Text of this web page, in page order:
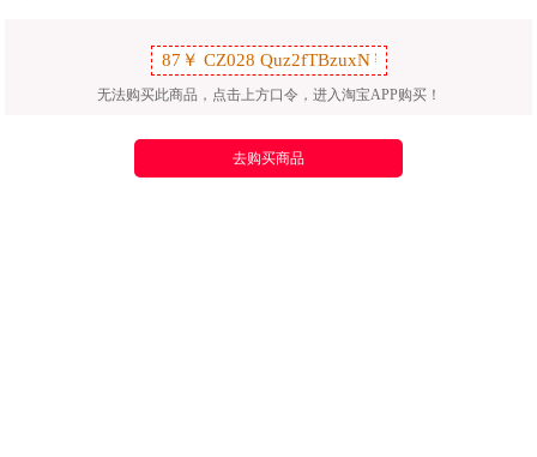
无法购买此商品，点击上方口令，进入淘宝APP购买！
去购买商品